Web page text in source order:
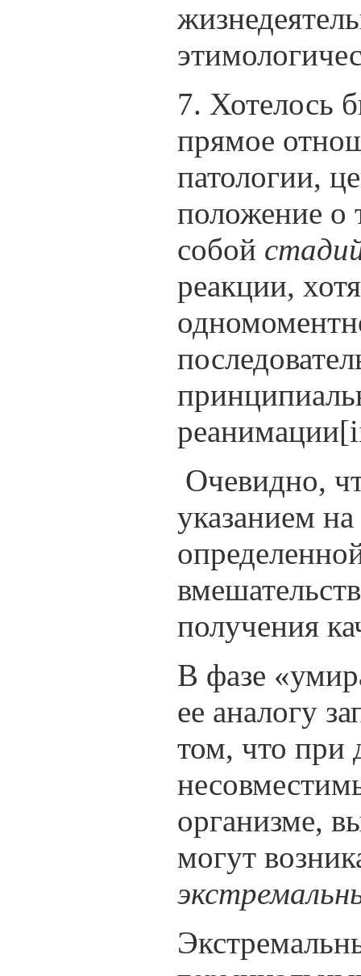
7. Хотелось
прямое
патологии,
положение о
собой
реакции,
Очевидно,
указанием
получения
В фазе
ее аналогу
том, что при
организме,
могут